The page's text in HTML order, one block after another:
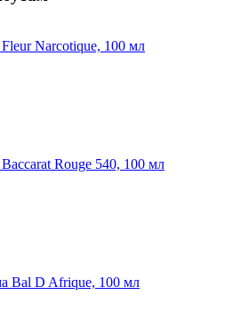
Narcotique, 100 мл
Rouge 540, 100 мл
Bal D Afrique, 100 мл